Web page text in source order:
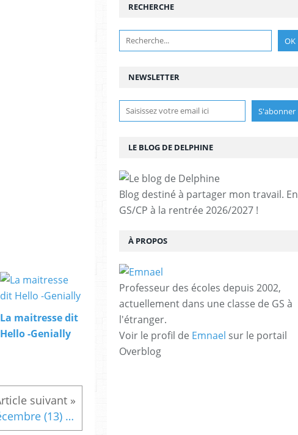
La maitresse dit
Hello -Genially
Devinette de décembre (13) et activité sur Seesaw
NEWSLETTER
RECHERCHE
LE BLOG DE DELPHINE
Blog destiné à partager mon travail. En
GS/CP à la rentrée 2026/2027 !
À PROPOS
Professeur des écoles depuis 2002,
actuellement dans une classe de GS à
l'étranger.
Voir le profil de Emnael sur le portail
Overblog